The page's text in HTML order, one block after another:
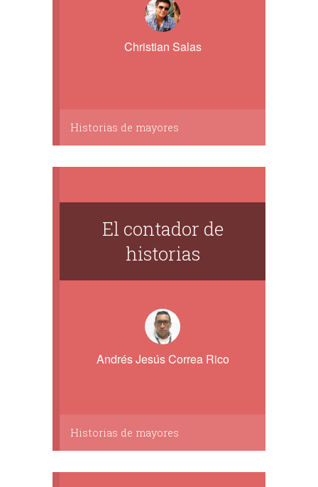
Christian Salas
Historias de mayores
El contador de
historias
Andrés Jesús Correa Rico
Historias de mayores